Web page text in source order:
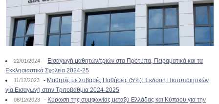
22/01/2024 - Εισαγωγή μαθητών/τριών στα Πρότυπα, Πειραματικά και τα
Εκκλησιαστικά Σχολεία 2024-25
11/12/2023 - Μαθητές με Σοβαρές Παθήσεις (5%): Έκδοση Πιστοποιητικών
για Εισαγωγή στην Τριτοβάθμια 2024-2025
08/12/2023 - Κύρωση της συμφωνίας μεταξύ Ελλάδας και Κύπρου για την